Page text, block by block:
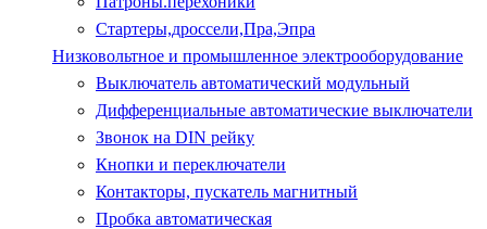
Стартеры,дроссели,Пра,Эпра
Низковольтное и промышленное электрооборудование
Выключатель автоматический модульный
Дифференциальные автоматические выключатели
Звонок на DIN рейку
Кнопки и переключатели
Контакторы, пускатель магнитный
Пробка автоматическая